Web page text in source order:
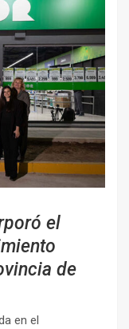
el
de
en el